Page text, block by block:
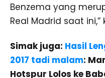
Benzema yang
Real Madrid saat
Simak juga: Hasil
2017 tadi malam:
Hotspur Lolos ke